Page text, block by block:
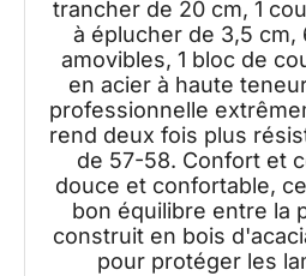
trancher de 20 cm, 1
à éplucher de 3,5 cm,
amovibles, 1 bloc de
en acier à haute
professionnelle
rend deux fois plus
de 57-58. Confort et
douce et confortable,
bon équilibre entre la
construit en bois
pour protéger les